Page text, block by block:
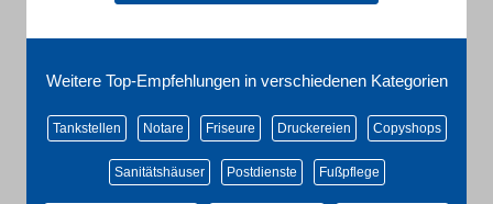
Weitere Top-Empfehlungen in verschiedenen Kategorien
Tankstellen Notare Friseure Druckereien Copyshops
Sanitätshäuser Postdienste Fußpflege